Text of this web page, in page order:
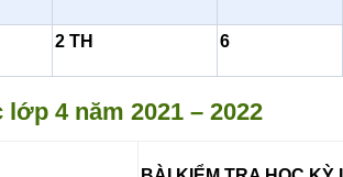
2 TH 6
4 năm 2021 – 2022